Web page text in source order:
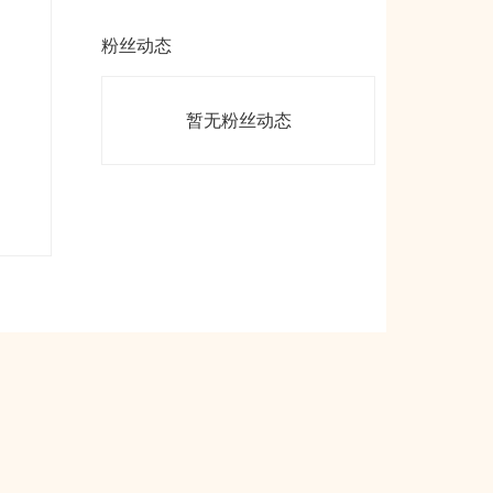
粉丝动态
暂无粉丝动态